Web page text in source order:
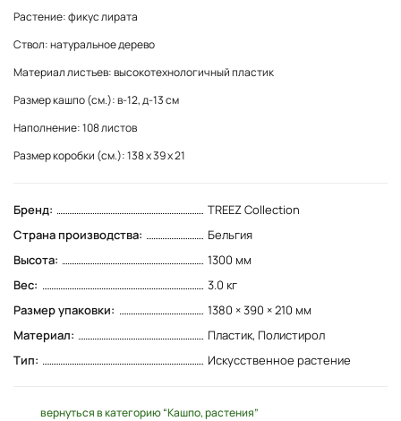
Растение: фикус лирата
Ствол: натуральное дерево
Материал листьев: высокотехнологичный пластик
Размер кашпо (см.): в-12, д-13 см
Наполнение: 108 листов
Размер коробки (см.): 138 x 39 x 21
Бренд:
TREEZ Collection
Страна производства:
Бельгия
Высота:
1300 мм
Вес:
3.0 кг
Размер упаковки:
1380 × 390 × 210 мм
Материал:
Пластик, Полистирол
Тип:
Искусственное растение
вернуться в категорию “Кашпо, растения”